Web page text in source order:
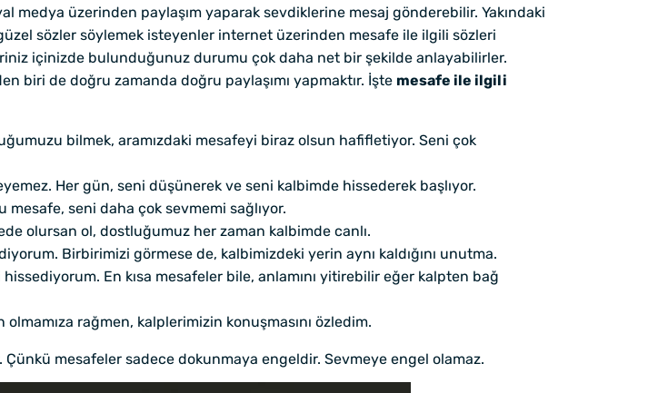
medya üzerinden paylaşım yaparak sevdiklerine mesaj gönderebilir. Yakındaki
sözler söylemek isteyenler internet üzerinden mesafe ile ilgili sözleri
içinizde bulunduğunuz durumu çok daha net bir şekilde anlayabilirler.
biri de doğru zamanda doğru paylaşımı yapmaktır. İşte mesafe ile ilgili
bilmek, aramızdaki mesafeyi biraz olsun hafifletiyor. Seni çok
Her gün, seni düşünerek ve seni kalbimde hissederek başlıyor.
mesafe, seni daha çok sevmemi sağlıyor.
olursan ol, dostluğumuz her zaman kalbimde canlı.
Birbirimizi görmese de, kalbimizdeki yerin aynı kaldığını unutma.
En kısa mesafeler bile, anlamını yitirebilir eğer kalpten bağ
rağmen, kalplerimizin konuşmasını özledim.
mesafeler sadece dokunmaya engeldir. Sevmeye engel olamaz.